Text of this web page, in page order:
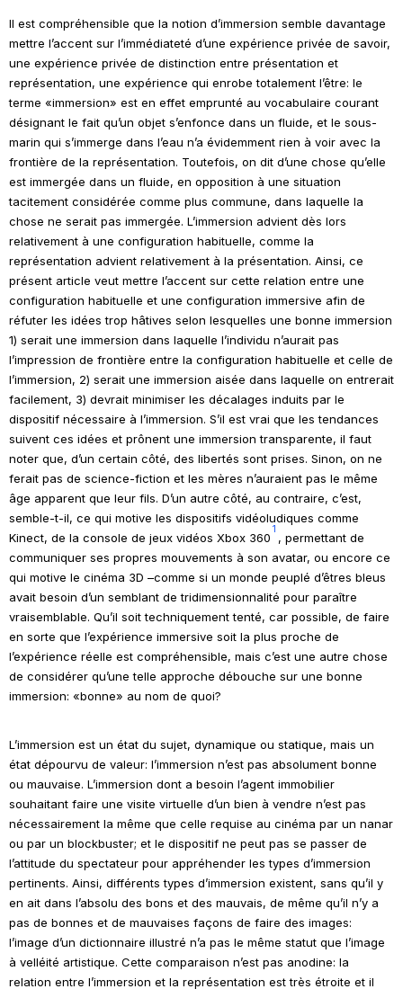
Il est compréhensible que la notion d’immersion semble davantage
mettre l’accent sur l’immédiateté d’une expérience privée de savoir,
une expérience privée de distinction entre présentation et
représentation, une expérience qui enrobe totalement l’être: le
terme «immersion» est en effet emprunté au vocabulaire courant
désignant le fait qu’un objet s’enfonce dans un fluide, et le sous-
marin qui s’immerge dans l’eau n’a évidemment rien à voir avec la
frontière de la représentation. Toutefois, on dit d’une chose qu’elle
est immergée dans un fluide, en opposition à une situation
tacitement considérée comme plus commune, dans laquelle la
chose ne serait pas immergée. L’immersion advient dès lors
relativement à une configuration habituelle, comme la
représentation advient relativement à la présentation. Ainsi, ce
présent article veut mettre l’accent sur cette relation entre une
configuration habituelle et une configuration immersive afin de
réfuter les idées trop hâtives selon lesquelles une bonne immersion
1) serait une immersion dans laquelle l’individu n’aurait pas
l’impression de frontière entre la configuration habituelle et celle de
l’immersion, 2) serait une immersion aisée dans laquelle on entrerait
facilement, 3) devrait minimiser les décalages induits par le
dispositif nécessaire à l’immersion. S’il est vrai que les tendances
suivent ces idées et prônent une immersion transparente, il faut
noter que, d’un certain côté, des libertés sont prises. Sinon, on ne
ferait pas de science-fiction et les mères n’auraient pas le même
âge apparent que leur fils. D’un autre côté, au contraire, c’est,
semble-t-il, ce qui motive les dispositifs vidéoludiques comme
Kinect, de la console de jeux vidéos Xbox 360
1
, permettant de
communiquer ses propres mouvements à son avatar, ou encore ce
qui motive le cinéma 3D –comme si un monde peuplé d’êtres bleus
avait besoin d’un semblant de tridimensionnalité pour paraître
vraisemblable. Qu’il soit techniquement tenté, car possible, de faire
en sorte que l’expérience immersive soit la plus proche de
l’expérience réelle est compréhensible, mais c’est une autre chose
de considérer qu’une telle approche débouche sur une bonne
immersion: «bonne» au nom de quoi?
L’immersion est un état du sujet, dynamique ou statique, mais un
état dépourvu de valeur: l’immersion n’est pas absolument bonne
ou mauvaise. L’immersion dont a besoin l’agent immobilier
souhaitant faire une visite virtuelle d’un bien à vendre n’est pas
nécessairement la même que celle requise au cinéma par un nanar
ou par un blockbuster; et le dispositif ne peut pas se passer de
l’attitude du spectateur pour appréhender les types d’immersion
pertinents. Ainsi, différents types d’immersion existent, sans qu’il y
en ait dans l’absolu des bons et des mauvais, de même qu’il n’y a
pas de bonnes et de mauvaises façons de faire des images:
l’image d’un dictionnaire illustré n’a pas le même statut que l’image
à velléité artistique. Cette comparaison n’est pas anodine: la
relation entre l’immersion et la représentation est très étroite et il